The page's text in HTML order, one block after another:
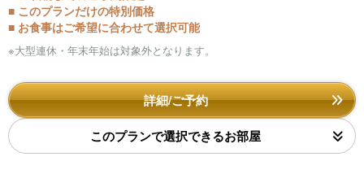
■ このプランだけの特別価格
■ お食事はご希望に合わせて選択可能
※大型連休・年末年始は対象外となります。
詳細/ご予約
このプランで選択できるお部屋